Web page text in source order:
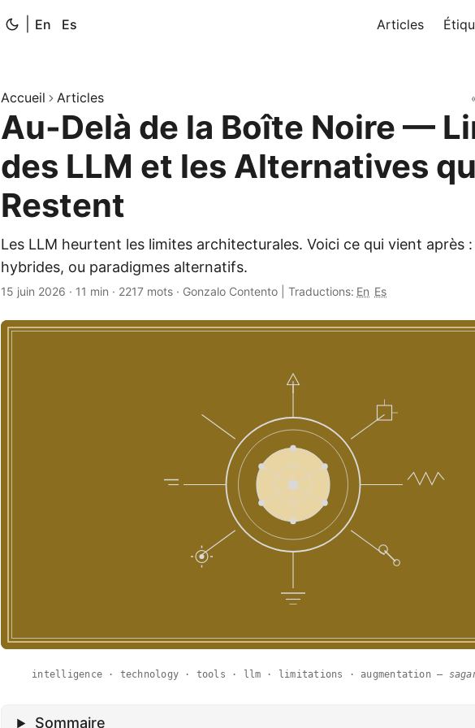
En Es Articles
Accueil Articles
Au-Delà de la Boîte Noire —
des LLM et les Alternatives
Restent
Les LLM heurtent les limites architecturales. Voici ce qui vient après
hybrides, ou paradigmes alternatifs.
15 juin 2026 · 11 min · 2217 mots · Gonzalo Contento Traductions: En Es
intelligence · technology · tools · llm · limitations · augmentation —
Sommaire